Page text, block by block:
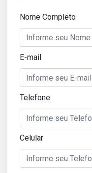
Nome Completo
E-mail
Telefone
Celular